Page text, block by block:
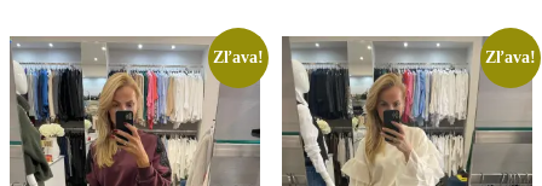
Zľava! Zľava!